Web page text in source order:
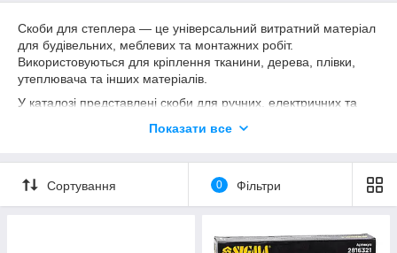
Скоби для степлера — це універсальний витратний матеріал
для будівельних, меблевих та монтажних робіт.
Використовуються для кріплення тканини, дерева, плівки,
утеплювача та інших матеріалів.
У каталозі представлені скоби для ручних, електричних та
які підходять для більшості побутових і професійних задач.
В наявності різні розміри: від 6 до 14 мм, оцинковані та
загартовані для міцного та надійного кріплення.
Показати все
Сортування 0 Фільтри